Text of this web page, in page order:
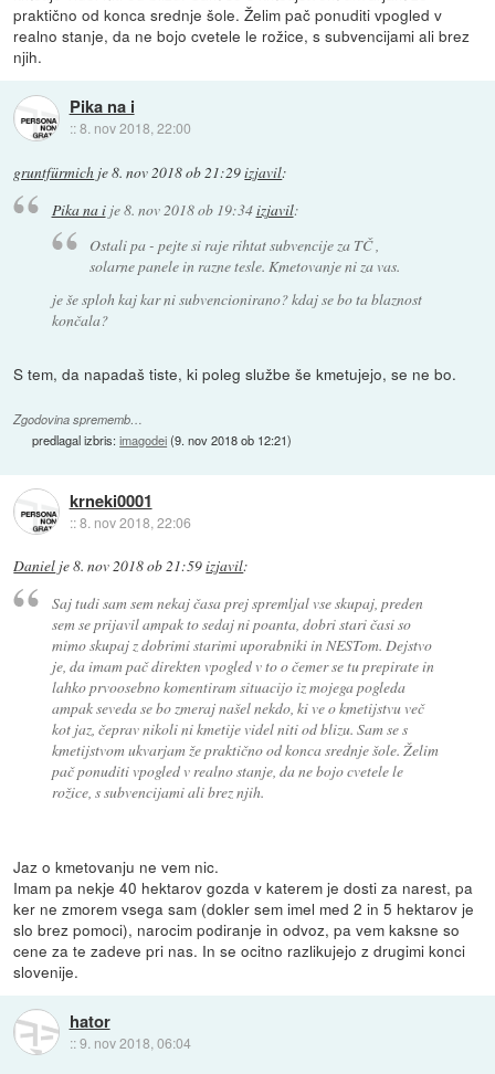
praktično od konca srednje šole. Želim pač ponuditi vpogled v
realno stanje, da ne bojo cvetele le rožice, s subvencijami ali brez
njih.
Pika na i
::8. nov 2018, 22:00
gruntfürmich je8. nov 2018 ob 21:29izjavil:
Pika na ije8. nov 2018 ob 19:34izjavil:
Ostali pa - pejte si raje rihtat subvencije za TČ ,
solarne panele in razne tesle. Kmetovanje ni za vas.
je še sploh kaj kar ni subvencionirano? kdaj se bo ta blaznost
končala?
S tem, da napadaš tiste, ki poleg službe še kmetujejo, se ne bo.
Zgodovina sprememb…
predlagal izbris:imagodei(9. nov 2018 ob 12:21)
krneki0001
::8. nov 2018, 22:06
Daniel je8. nov 2018 ob 21:59izjavil:
Saj tudi sam sem nekaj časa prej spremljal vse skupaj, preden
sem se prijavil ampak to sedaj ni poanta, dobri stari časi so
mimo skupaj z dobrimi starimi uporabniki in NESTom. Dejstvo
je, da imam pač direkten vpogled v to o čemer se tu prepirate in
lahko prvoosebno komentiram situacijo iz mojega pogleda
ampak seveda se bo zmeraj našel nekdo, ki ve o kmetijstvu več
kot jaz, čeprav nikoli ni kmetije videl niti od blizu. Sam se s
kmetijstvom ukvarjam že praktično od konca srednje šole. Želim
pač ponuditi vpogled v realno stanje, da ne bojo cvetele le
rožice, s subvencijami ali brez njih.
Jaz o kmetovanju ne vem nic.
Imam pa nekje 40 hektarov gozda v katerem je dosti za narest, pa
ker ne zmorem vsega sam (dokler sem imel med 2 in 5 hektarov je
slo brez pomoci), narocim podiranje in odvoz, pa vem kaksne so
cene za te zadeve pri nas. In se ocitno razlikujejo z drugimi konci
slovenije.
hator
::9. nov 2018, 06:04